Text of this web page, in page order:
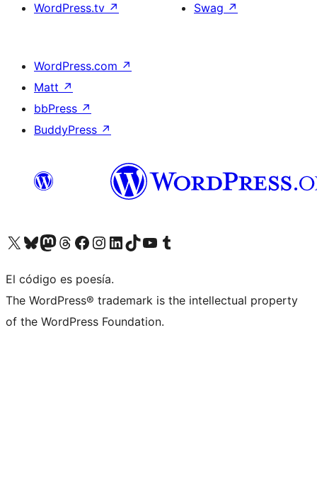
WordPress.tv ↗
Swag ↗
WordPress.com ↗
Matt ↗
bbPress ↗
BuddyPress ↗
Visit our X (formerly Twitter) account
Visit our Bluesky account
Visit our Mastodon account
Visit our Threads account
Visita nuestra página de Facebook
Visita nuestra cuenta de Instagram
Visita nuestra cuenta de LinkedIn
Visit our TikTok account
Visita nuestro canal de YouTube
Visit our Tumblr account
El código es poesía.
The WordPress® trademark is the intellectual property
of the WordPress Foundation.